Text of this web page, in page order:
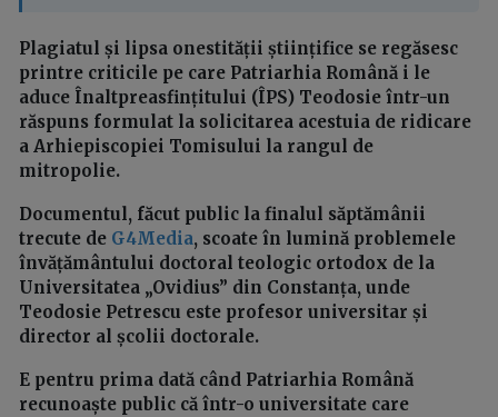
Plagiatul și lipsa onestității științifice se regăsesc
printre criticile pe care Patriarhia Română i le
aduce Înaltpreasfințitului (ÎPS) Teodosie într-un
răspuns formulat la solicitarea acestuia de ridicare
a Arhiepiscopiei Tomisului la rangul de
mitropolie.
Documentul, făcut public la finalul săptămânii
trecute de G4Media, scoate în lumină problemele
învățământului doctoral teologic ortodox de la
Universitatea „Ovidius” din Constanța, unde
Teodosie Petrescu este profesor universitar și
director al școlii doctorale.
E pentru prima dată când Patriarhia Română
recunoaște public că într-o universitate care